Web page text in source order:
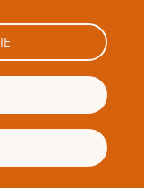
partie : l’âge
partie : la fin